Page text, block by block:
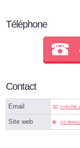
Téléphone
Contact
Email
Site web cc-